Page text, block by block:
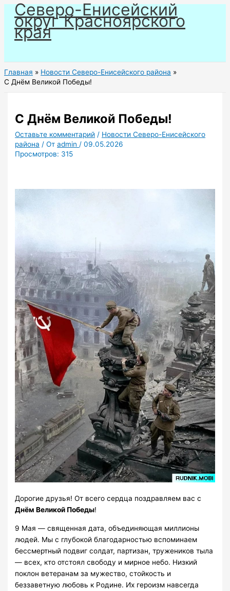
Перейти
содержимому
Северо-Енисейский
округ Красноярского
края
Главная
Новости Северо-Енисейского района
С Днём Великой Победы!
С Днём Великой Победы!
Оставьте комментарий / Новости Северо-Енисейского
района / Отadmin /09.05.2026
Просмотров: 315
Дорогие друзья! От всего сердца поздравляем вас с
Днём Великой Победы!
9 Мая — священная дата, объединяющая миллионы
людей. Мы с глубокой благодарностью вспоминаем
бессмертный подвиг солдат, партизан, тружеников тыла
— всех, кто отстоял свободу и мирное небо. Низкий
поклон ветеранам за мужество, стойкость и
беззаветную любовь к Родине. Их героизм навсегда